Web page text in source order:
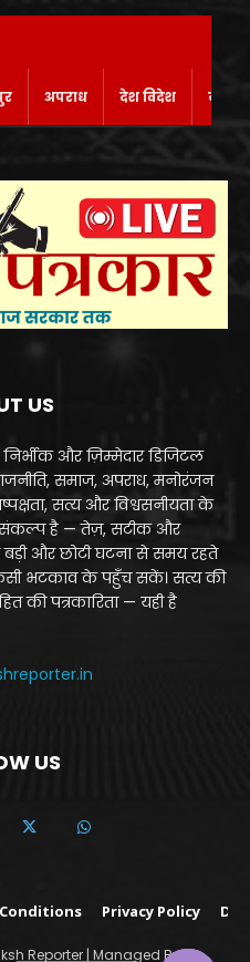
अपराध देश विदेश
US
और ज़िम्मेदार डिजिटल
समाज, अपराध, मनोरंजन
सत्य और विश्वसनीयता के
संकल्प है — तेज़, सटीक और
बड़ी और छोटी घटना से समय रहते
भटकाव के पहुँच सकें। सत्य की
की पत्रकारिता — यही है
US
Privacy Policy
Reporter | Managed By Yo